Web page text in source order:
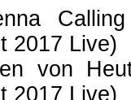
2017
Heute
2017